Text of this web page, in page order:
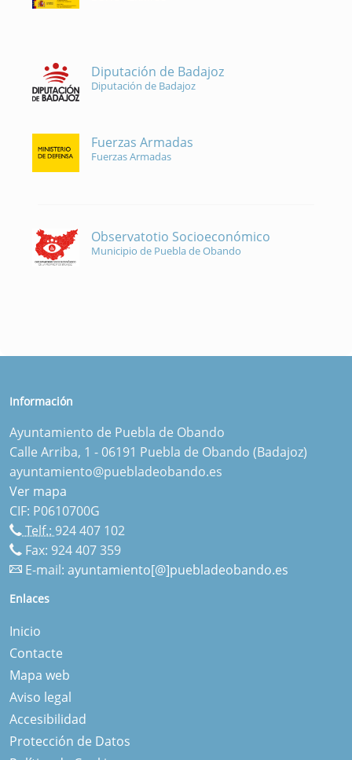
Diputación de Badajoz
Diputación de Badajoz
Fuerzas Armadas
Fuerzas Armadas
Observatotio Socioeconómico
Municipio de Puebla de Obando
Información
Ayuntamiento de Puebla de Obando
Calle Arriba, 1 - 06191 Puebla de Obando (Badajoz)
ayuntamiento@puebladeobando.es
Ver mapa
CIF: P0610700G
Telf.:924 407 102
Fax: 924 407 359
E-mail: ayuntamiento[@]puebladeobando.es
Enlaces
Inicio
Contacte
Mapa web
Aviso legal
Accesibilidad
Protección de Datos